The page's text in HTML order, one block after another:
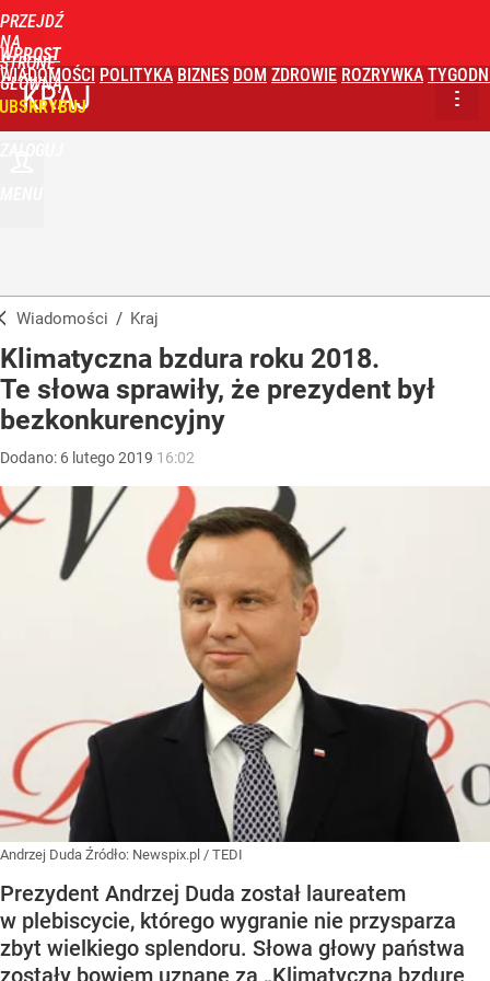
PRZEJDŹ
NA
STRONĘ
GŁÓWNĄ
WPROST
WIADOMOŚCI POLITYKA BIZNES DOM ZDROWIE ROZRYWKA
KRAJ
Wiadomości / Kraj
Klimatyczna bzdura roku 2018.
Te słowa sprawiły, że prezydent był
bezkonkurencyjny
Dodano: 6 lutego2019 16:02
Andrzej Duda Źródło: Newspix.pl / TEDI
Prezydent Andrzej Duda został laureatem
w plebiscycie, którego wygranie nie przysparza
zbyt wielkiego splendoru. Słowa głowy państwa